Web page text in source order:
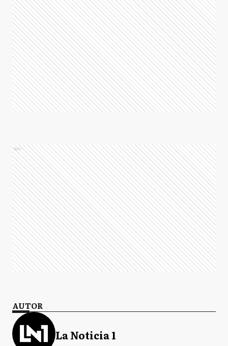
Ads
AUTOR
La Noticia 1